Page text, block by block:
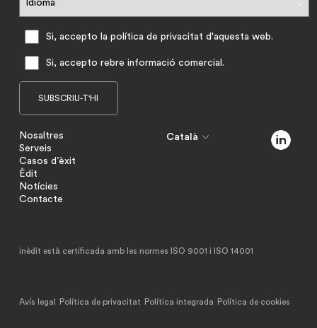
Si, accepto la política de privacitat d'aquesta web.
Si, accepto rebre informació comercial.
Nosaltres
Serveis
Casos d’èxit
Èdit
Notícies
Contacte
Català
inèdit està certificada amb les normes ISO 9001 i ISO 14001
Avís legal Política de privacitat Política integrada Política de cookies